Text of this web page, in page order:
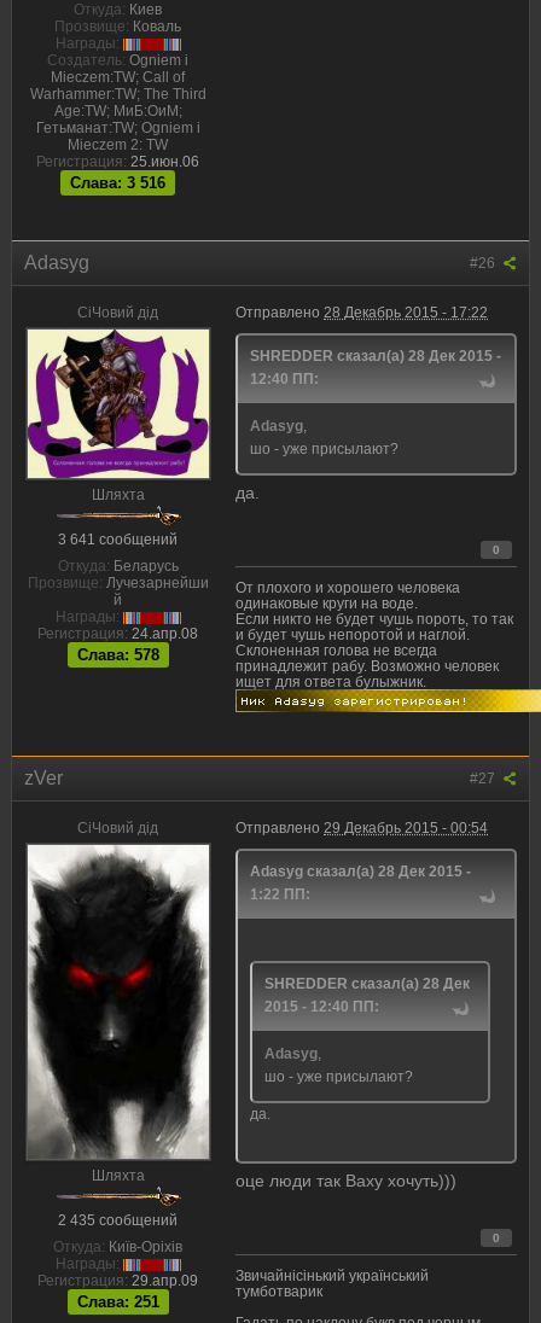
Откуда: Киев
Прозвище: Коваль
Награды:
Создатель: Ogniem i
Mieczem:TW; Call of
Warhammer:TW; The Third
Age:TW; МиБ:ОиМ;
Гетьманат:TW; Ogniem i
Mieczem 2: TW
Регистрация: 25.июн.06
Слава: 3 516
#26
Adasyg
CiЧовий дiд
Шляхта
3 641 сообщений
Откуда: Беларусь
Прозвище: Лучезарнейши
й
Награды:
Регистрация: 24.апр.08
Слава: 578
Отправлено 28 Декабрь 2015 - 17:22
SHREDDER сказал(а) 28 Дек 2015 -
12:40 ПП:
Adasyg,
шо - уже присылают?
да.
0
От плохого и хорошего человека
одинаковые круги на воде.
Если никто не будет чушь пороть, то так
и будет чушь непоротой и наглой.
Склоненная голова не всегда
принадлежит рабу. Возможно человек
ищет для ответа булыжник.
#27
zVer
CiЧовий дiд
Шляхта
2 435 сообщений
Откуда: Київ-Оріхів
Награды:
Регистрация: 29.апр.09
Слава: 251
Отправлено 29 Декабрь 2015 - 00:54
Adasyg сказал(а) 28 Дек 2015 -
1:22 ПП:
SHREDDER сказал(а) 28 Дек
2015 - 12:40 ПП:
Adasyg,
шо - уже присылают?
да.
оце люди так Ваху хочуть)))
0
Звичайнісінький український
тумботварик